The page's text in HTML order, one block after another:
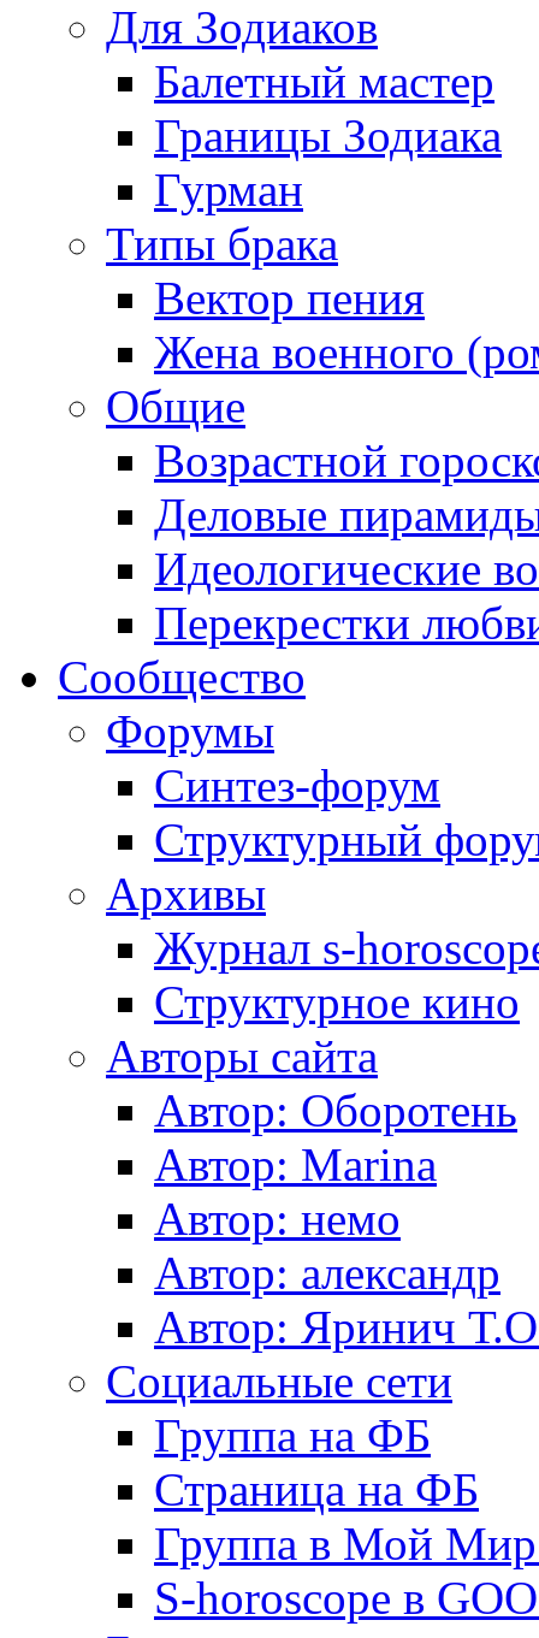
Для Зодиаков
Балетный мастер
Границы Зодиака
Гурман
Типы брака
Вектор пения
Жена военного
Общие
Возрастной
Деловые
Идеологические
Перекрестки
Сообщество
Форумы
Синтез-форум
Структурный
Архивы
Журнал s-
Структурное кино
Авторы сайта
Автор: Оборотень
Автор: Marina
Автор: немo
Автор: александр
Автор: Яринич
Социальные сети
Группа на ФБ
Страница на ФБ
Группа в Мой
S-horoscope в